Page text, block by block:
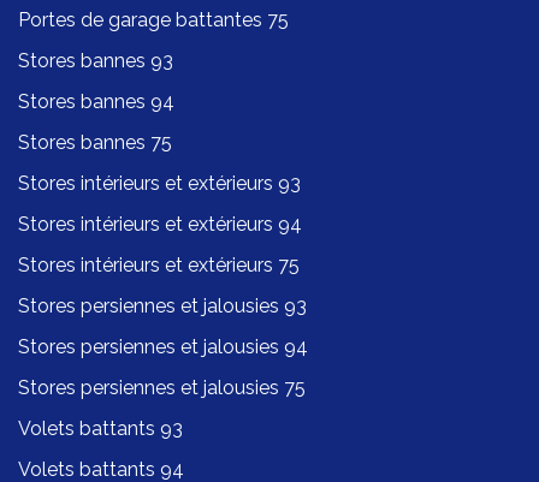
Portes de garage battantes 75
Stores bannes 93
Stores bannes 94
Stores bannes 75
Stores intérieurs et extérieurs 93
Stores intérieurs et extérieurs 94
Stores intérieurs et extérieurs 75
Stores persiennes et jalousies 93
Stores persiennes et jalousies 94
Stores persiennes et jalousies 75
Volets battants 93
Volets battants 94